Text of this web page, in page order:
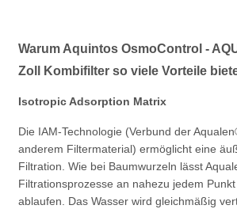
Warum Aquintos OsmoControl -
Zoll Kombifilter so viele Vorteile
Isotropic Adsorption Matrix
Die IAM-Technologie (Verbund der
anderem Filtermaterial) ermöglicht eine
Filtration. Wie bei Baumwurzeln lässt
Filtrationsprozesse an nahezu jedem
ablaufen. Das Wasser wird gleichmäßig